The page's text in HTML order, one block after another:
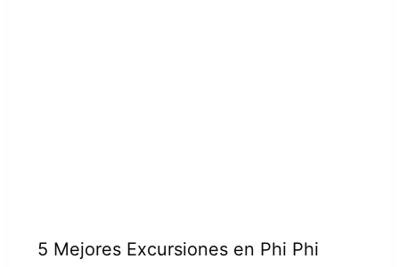
5 Mejores Excursiones en Phi Phi